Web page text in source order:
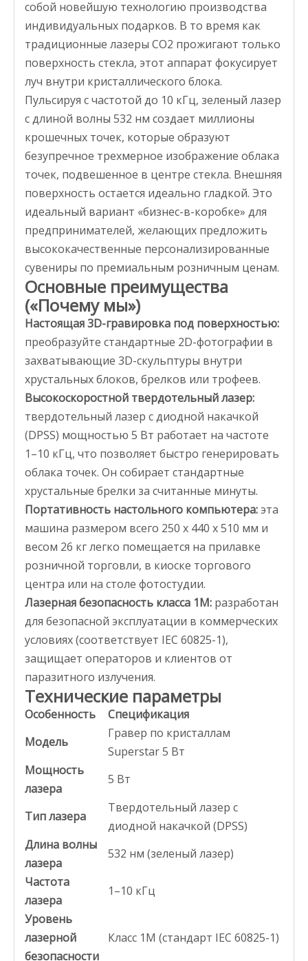
собой новейшую технологию производства
индивидуальных подарков. В то время как
традиционные лазеры CO2 прожигают только
поверхность стекла, этот аппарат фокусирует
луч внутри кристаллического блока.
Пульсируя с частотой до 10 кГц, зеленый лазер
с длиной волны 532 нм создает миллионы
крошечных точек, которые образуют
безупречное трехмерное изображение облака
точек, подвешенное в центре стекла. Внешняя
поверхность остается идеально гладкой. Это
идеальный вариант «бизнес-в-коробке» для
предпринимателей, желающих предложить
высококачественные персонализированные
сувениры по премиальным розничным ценам.
Основные преимущества
(«Почему мы»)
Настоящая 3D-гравировка под поверхностью:
преобразуйте стандартные 2D-фотографии в
захватывающие 3D-скульптуры внутри
хрустальных блоков, брелков или трофеев.
Высокоскоростной твердотельный лазер:
твердотельный лазер с диодной накачкой
(DPSS) мощностью 5 Вт работает на частоте
1–10 кГц, что позволяет быстро генерировать
облака точек. Он собирает стандартные
хрустальные брелки за считанные минуты.
Портативность настольного компьютера:эта
машина размером всего 250 x 440 x 510 мм и
весом 26 кг легко помещается на прилавке
розничной торговли, в киоске торгового
центра или на столе фотостудии.
Лазерная безопасность класса 1M: разработан
для безопасной эксплуатации в коммерческих
условиях (соответствует IEC 60825-1),
защищает операторов и клиентов от
паразитного излучения.
Технические параметры
Особенность
Спецификация
Модель
Гравер по кристаллам
Superstar 5 Вт
Мощность
лазера
5 Вт
Тип лазера
Твердотельный лазер с
диодной накачкой (DPSS)
Длина волны
лазера
532 нм (зеленый лазер)
Частота
лазера
1–10 кГц
Уровень
лазерной
безопасности
Класс 1M (стандарт IEC 60825-1)